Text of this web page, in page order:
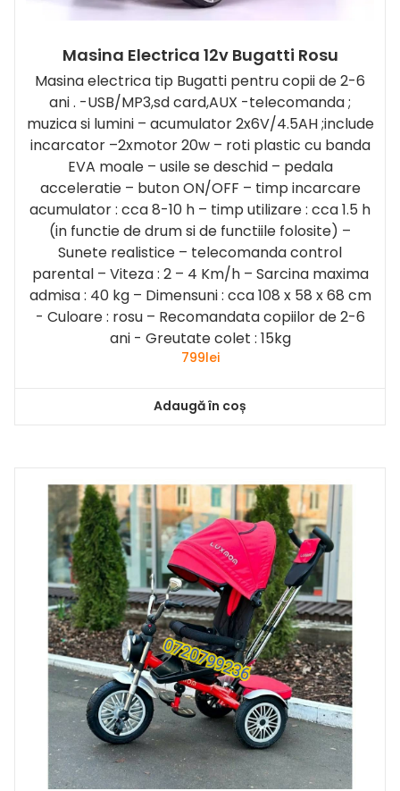
Masina Electrica 12v Bugatti Rosu
Masina electrica tip Bugatti pentru copii de 2-6
ani . -USB/MP3,sd card,AUX -telecomanda ;
muzica si lumini – acumulator 2x6V/4.5AH ;include
incarcator –2xmotor 20w – roti plastic cu banda
EVA moale – usile se deschid – pedala
acceleratie – buton ON/OFF – timp incarcare
acumulator : cca 8-10 h – timp utilizare : cca 1.5 h
(in functie de drum si de functiile folosite) –
Sunete realistice – telecomanda control
parental – Viteza : 2 – 4 Km/h – Sarcina maxima
admisa : 40 kg – Dimensuni : cca 108 x 58 x 68 cm
- Culoare : rosu – Recomandata copiilor de 2-6
ani - Greutate colet : 15kg
799lei
Adaugă în coș